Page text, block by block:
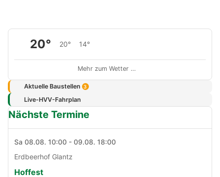
20° 20° 14°
Mehr zum Wetter …
Aktuelle Baustellen 3
Live-HVV-Fahrplan
Nächste Termine
Sa 08.08. 10:00 - 09.08. 18:00
Erdbeerhof Glantz
Hoffest